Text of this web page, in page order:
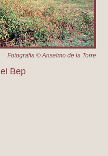
Fotografia © Anselmo de la Torre
Bep